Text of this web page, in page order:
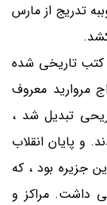
تدریج از مارس
کتب تاریخی شده
مروارید معروف
تبدیل شد ،
ظاهر شدند. و پایان انقلاب
جزیره بود ، که
داشت. مراکز و